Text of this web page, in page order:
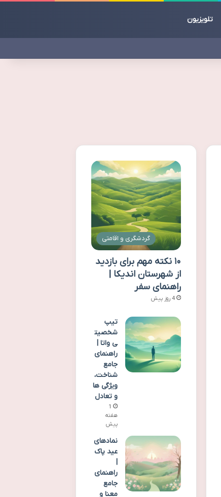
تلویزیون
گردشگری و اقامتی
۱۰ نکته مهم برای بازدید
از شهرستان اندیکا |
راهنمای سفر
4 روز پیش
تیپ
شخصیت
ی واتا |
راهنمای
جامع
شناخت،
ویژگی ها
و تعادل
1
هفته
پیش
نمادهای
عید پاک
راهنمای
جامع
معنا و